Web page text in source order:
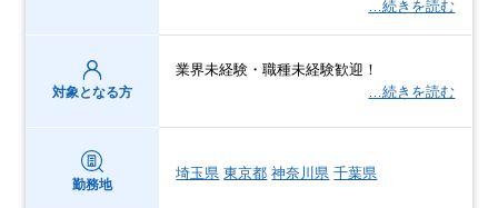
…続きを読む
対象となる方
業界未経験・職種未経験歓迎！
…続きを読む
勤務地
埼玉県 東京都 神奈川県 千葉県